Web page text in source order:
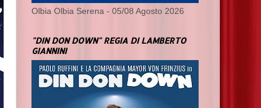
Olbia Olbia Serena - 05/08 Agosto 2026
"DIN DON DOWN" REGIA DI LAMBERTO
GIANNINI